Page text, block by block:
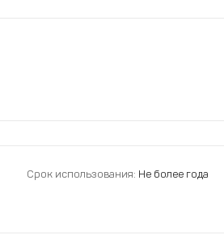
Срок использования: Не более года